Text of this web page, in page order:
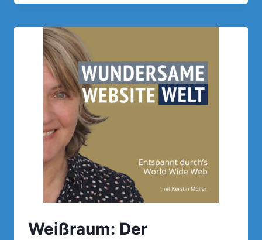
WAS
EIGENTLICH
CASCADING
STYLESHEETS?
Weißraum: Der